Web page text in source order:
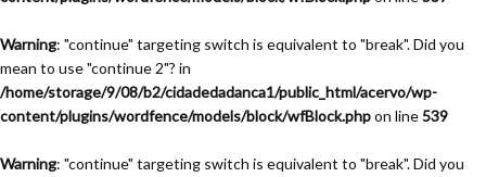
Warning: "continue" targeting switch is equivalent to "break". Did you
mean to use "continue 2"? in
/home/storage/9/08/b2/cidadedadanca1/public_html/acervo/wp-
content/plugins/wordfence/models/block/wfBlock.phpon line539
Warning: "continue" targeting switch is equivalent to "break". Did you